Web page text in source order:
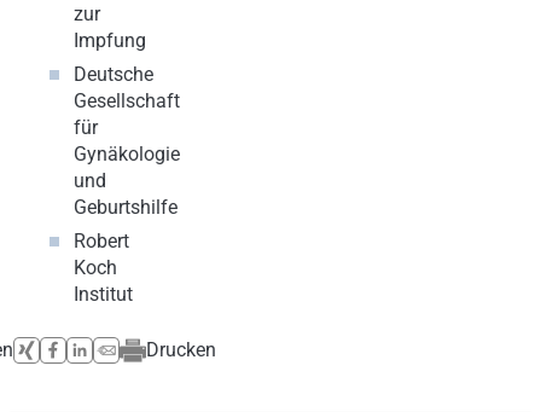
zur
Impfung
Deutsche
Gesellschaft
für
Gynäkologie
und
Geburtshilfe
Robert
Koch
Institut
Drucken